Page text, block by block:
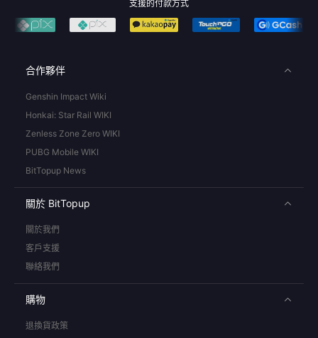
支援的付款方式
合作夥伴
Genshin Impact Wiki
Honkai: Star Rail WIKI
Zenless Zone Zero WIKI
PUBG Mobile WIKI
BitTopup News
關於 BitTopup
關於我們
客戶支援
聯絡我們
購物
退換貨政策